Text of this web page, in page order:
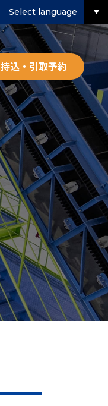
Select language
持込・引取予約